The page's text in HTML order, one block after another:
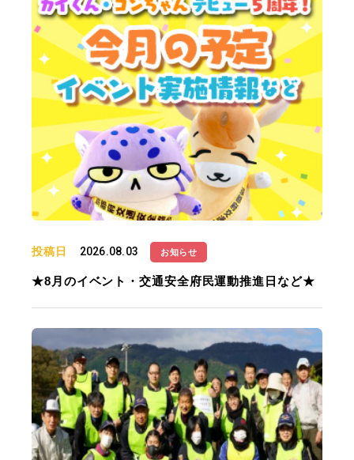
投稿日 2026.08.03 お知らせ
★8月のイベント・交通安全府民運動推進日など★